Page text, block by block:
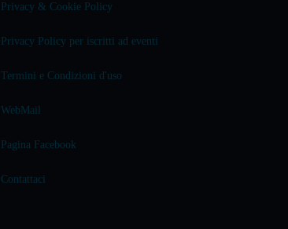
Privacy & Cookie Policy
Privacy Policy per iscritti ad eventi
Termini e Condizioni d'uso
WebMail
Pagina Facebook
Contattaci